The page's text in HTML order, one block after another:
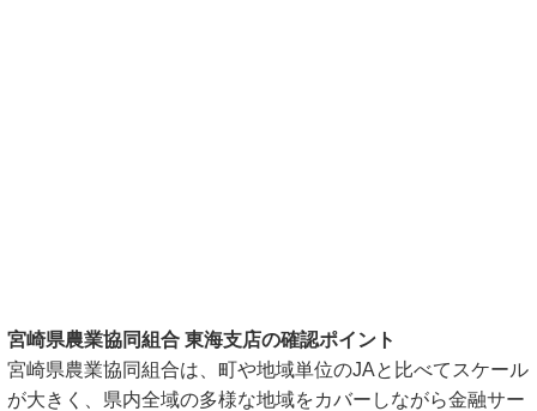
宮崎県農業協同組合 東海支店の確認ポイント
宮崎県農業協同組合は、町や地域単位のJAと比べてスケール
が大きく、県内全域の多様な地域をカバーしながら金融サー